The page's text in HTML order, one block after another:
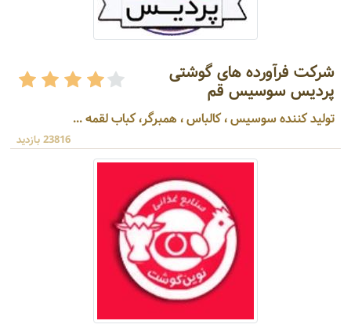
شرکت فرآورده های گوشتی
پردیس سوسیس قم
تولید کننده سوسیس ، کالباس ، همبرگر، کباب لقمه ...
23816 بازدید